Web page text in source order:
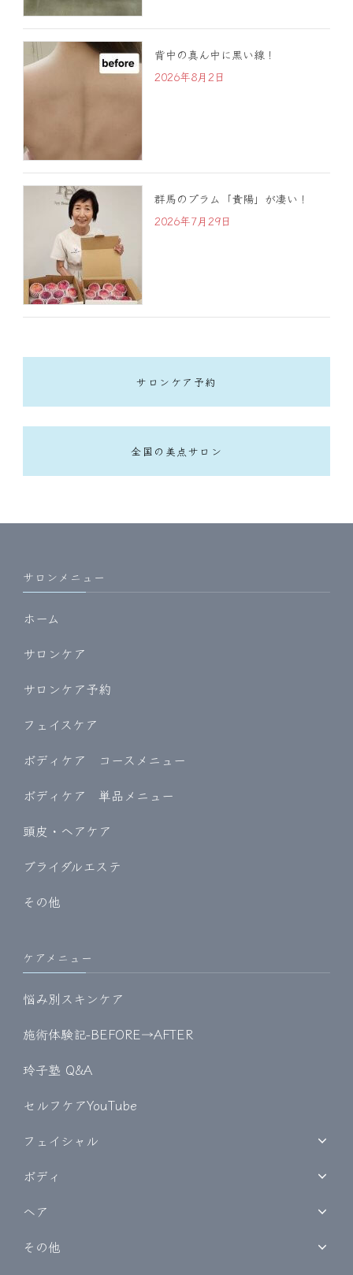
背中の真ん中に黒い線！
2026年8月2日
群馬のプラム「貴陽」が凄い！
2026年7月29日
サロンケア予約
全国の美点サロン
サロンメニュー
ホーム
サロンケア
サロンケア予約
フェイスケア
ボディケア コースメニュー
ボディケア 単品メニュー
頭皮・ヘアケア
ブライダルエステ
その他
ケアメニュー
悩み別スキンケア
施術体験記-BEFORE→AFTER
玲子塾 Q&A
セルフケアYouTube
フェイシャル
ボディ
ヘア
その他